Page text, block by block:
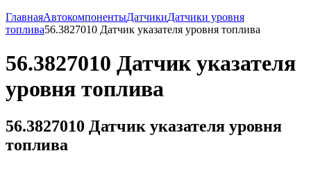
ГлавнаяАвтокомпонентыДатчикиДатчики уровня
топлива56.3827010 Датчик указателя уровня топлива
56.3827010 Датчик указателя
уровня топлива
56.3827010 Датчик указателя уровня
топлива